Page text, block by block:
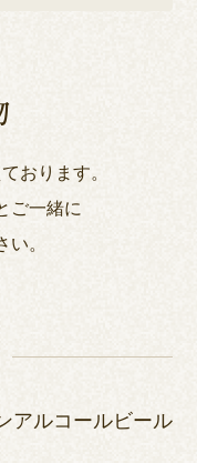
おります。
ご一緒に
。
アルコールビール